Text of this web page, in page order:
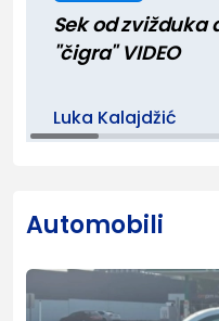
Sek od zvižduka
"čigra" VIDEO
Luka Kalajdžić
Automobili